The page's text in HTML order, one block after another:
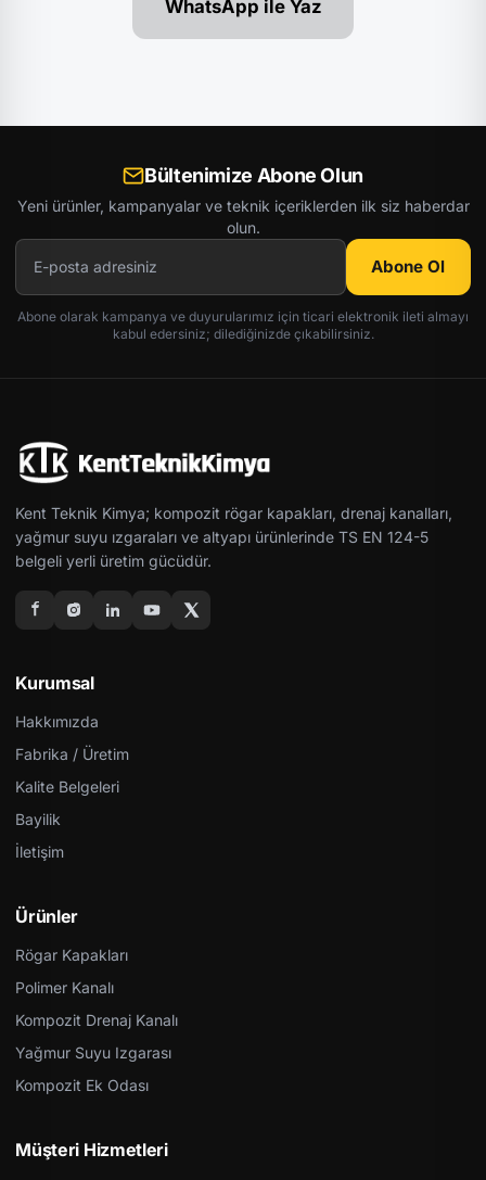
WhatsApp ile Yaz
Bültenimize Abone Olun
Yeni ürünler, kampanyalar ve teknik içeriklerden ilk siz haberdar
olun.
Abone Ol
Abone olarak kampanya ve duyurularımız için ticari elektronik ileti almayı
kabul edersiniz; dilediğinizde çıkabilirsiniz.
Kent Teknik Kimya; kompozit rögar kapakları, drenaj kanalları,
yağmur suyu ızgaraları ve altyapı ürünlerinde TS EN 124-5
belgeli yerli üretim gücüdür.
Kurumsal
Hakkımızda
Fabrika / Üretim
Kalite Belgeleri
Bayilik
İletişim
Ürünler
Rögar Kapakları
Polimer Kanalı
Kompozit Drenaj Kanalı
Yağmur Suyu Izgarası
Kompozit Ek Odası
Müşteri Hizmetleri